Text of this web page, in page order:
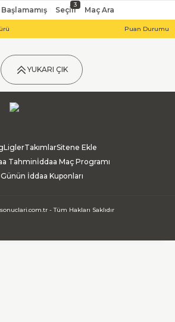
Başlamamış Seçili
3
Maç Ara
Puan Durumu
YUKARI ÇIK
LiglerTakımlarSitene Ekle
Tahminİddaa Maç Programı
Günün İddaa Kuponları
- Tüm Hakları Saklıdır